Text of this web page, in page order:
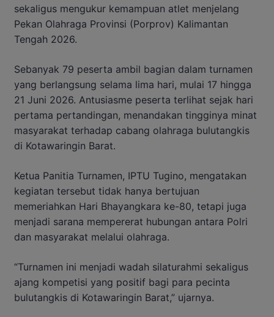
sekaligus mengukur kemampuan atlet menjelang
Pekan Olahraga Provinsi (Porprov) Kalimantan
Tengah 2026.
Sebanyak 79 peserta ambil bagian dalam turnamen
yang berlangsung selama lima hari, mulai 17 hingga
21 Juni 2026. Antusiasme peserta terlihat sejak hari
pertama pertandingan, menandakan tingginya minat
masyarakat terhadap cabang olahraga bulutangkis
di Kotawaringin Barat.
Ketua Panitia Turnamen, IPTU Tugino, mengatakan
kegiatan tersebut tidak hanya bertujuan
memeriahkan Hari Bhayangkara ke-80, tetapi juga
menjadi sarana mempererat hubungan antara Polri
dan masyarakat melalui olahraga.
“Turnamen ini menjadi wadah silaturahmi sekaligus
ajang kompetisi yang positif bagi para pecinta
bulutangkis di Kotawaringin Barat,” ujarnya.